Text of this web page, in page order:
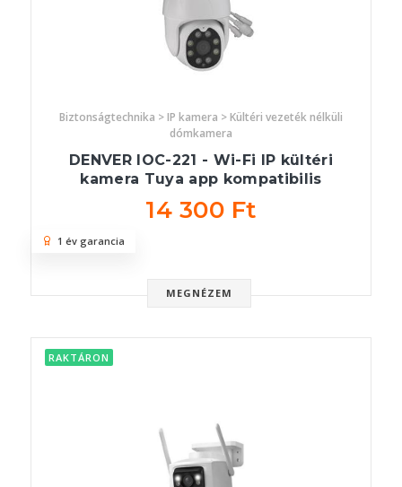
Biztonságtechnika > IP kamera > Kültéri vezeték nélküli
dómkamera
DENVER IOC-221 - Wi-Fi IP kültéri
kamera Tuya app kompatibilis
14 300 Ft
MEGNÉZEM
1 év garancia
RAKTÁRON